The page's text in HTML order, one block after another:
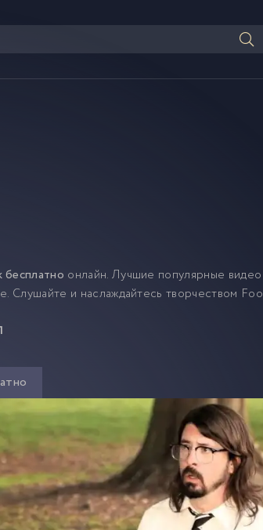
бесплатно онлайн. Лучшие популярные
Слушайте и наслаждайтесь творчеством